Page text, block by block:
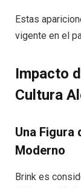
Estas
vigente en el
Impacto
Cultura
Una Figura
Moderno
Brink es